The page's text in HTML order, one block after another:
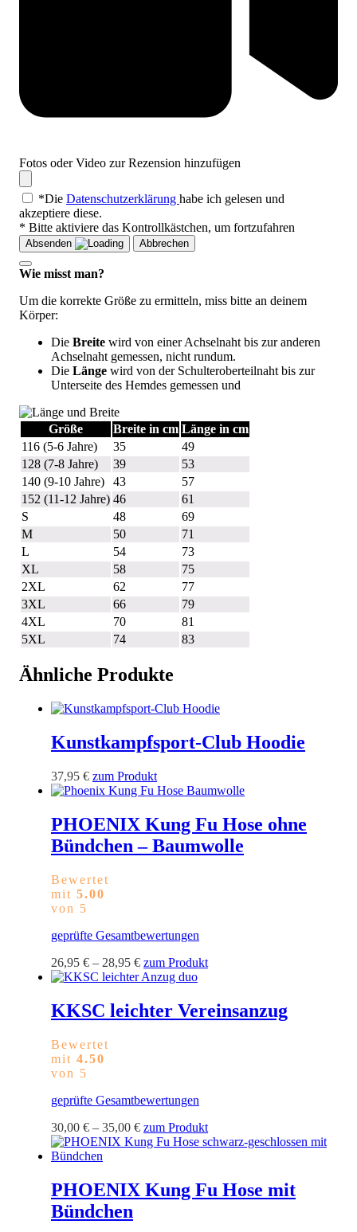
Fotos oder Video zur Rezension hinzufügen
*Die Datenschutzerklärung habe ich gelesen und
akzeptiere diese.
* Bitte aktiviere das Kontrollkästchen, um fortzufahren
Absenden Abbrechen
Wie misst man?
Um die korrekte Größe zu ermitteln, miss bitte an deinem
Körper:
Die Breite wird von einer Achselnaht bis zur anderen
Achselnaht gemessen, nicht rundum.
Die Länge wird von der Schulteroberteilnaht bis zur
Unterseite des Hemdes gemessen und
Größe Breite in cm Länge in cm
116 (5-6 Jahre)
35
49
128 (7-8 Jahre)
39
53
140 (9-10 Jahre)
43
57
152 (11-12 Jahre) 46
61
S
48
69
M
50
71
L
54
73
XL
58
75
2XL
62
77
3XL
66
79
4XL
70
81
5XL
74 83
Ähnliche Produkte
Kunstkampfsport-Club Hoodie
37,95 € zum ProduktDieses
Produkt
mehrere
Varianten
auf.
Produktseite
werden
PHOENIX Kung Fu Hose ohne
Bündchen – Baumwolle
Bewertet
mit 5.00
von 5
geprüfte Gesamtbewertungen
26,95 € – 28,95 € zum ProduktDieses
mehrere
Varianten
gewählt
werden
KKSC leichter Vereinsanzug
Bewertet
mit 4.50
von 5
geprüfte Gesamtbewertungen
30,00 € – 35,00 € zum ProduktDieses
Produkt
Varianten
auf.
PHOENIX Kung Fu Hose mit
Bündchen